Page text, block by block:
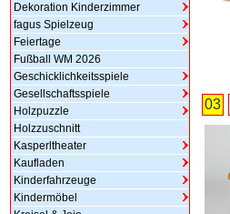
Dekoration Kinderzimmer
fagus Spielzeug
Feiertage
Fußball WM 2026
Geschicklichkeitsspiele
Gesellschaftsspiele
Holzpuzzle
Holzzuschnitt
Kasperltheater
Kaufladen
Kinderfahrzeuge
Kindermöbel
03